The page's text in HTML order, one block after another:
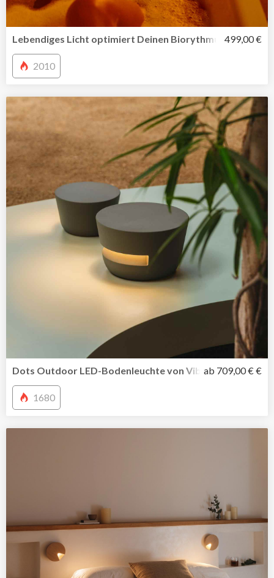
Lebendiges Licht optimiert Deinen Biorythmus 499,00 €
2010
Dots Outdoor LED-Bodenleuchte von Vibia inszeniert
ab 709,00 € €
1680